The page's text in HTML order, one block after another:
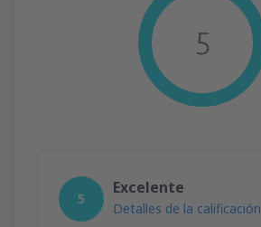
5
5
Excelente
Detalles de la calificación